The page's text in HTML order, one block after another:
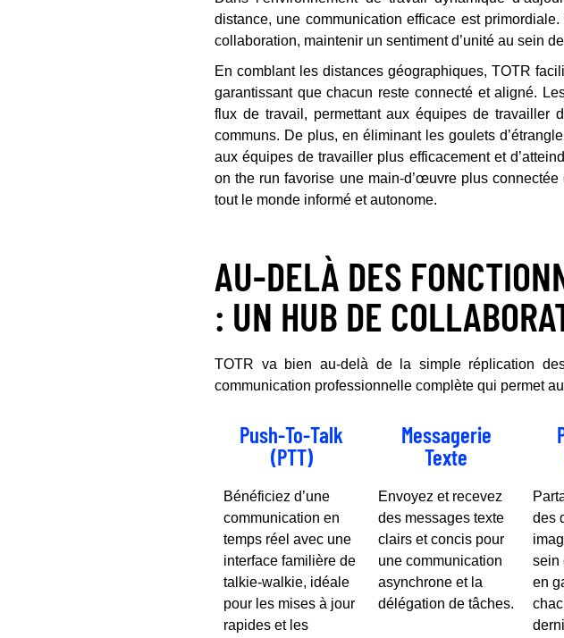
distance, une communication efficace est
collaboration, maintenir un sentiment d’unité au sein
En comblant les distances géographiques, TOTR
garantissant que chacun reste connecté et aligné.
flux de travail, permettant aux équipes de travailler
communs. De plus, en éliminant les goulets
aux équipes de travailler plus efficacement et
on the run favorise une main-d’œuvre plus
tout le monde informé et autonome.
AU-DELÀ DES
: UN HUB DE
TOTR va bien au-delà de la simple réplication
communication professionnelle complète qui permet
Push-To-Talk
(PTT)
Bénéficiez d’une
communication en
temps réel avec une
interface familière de
talkie-walkie, idéale
pour les mises à jour
rapides et les
Messagerie
Texte
Envoyez et recevez
des messages texte
clairs et concis pour
une communication
asynchrone et la
délégation de tâches.
des
sein
en